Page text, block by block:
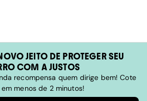
JEITO DE PROTEGER SEU
COM A JUSTOS
recompensa quem dirige bem! Cote
menos de 2 minutos!